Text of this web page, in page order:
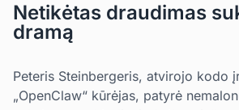
Netikėtas draudimas
dramą
Peteris Steinbergeris, atvirojo kodo
„OpenClaw“ kūrėjas, patyrė